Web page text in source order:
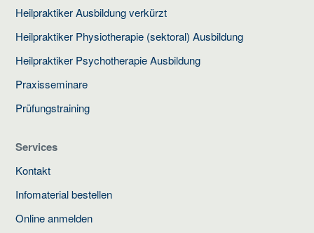
Heilpraktiker Ausbildung verkürzt
Heilpraktiker Physiotherapie (sektoral) Ausbildung
Heilpraktiker Psychotherapie Ausbildung
Praxisseminare
Prüfungstraining
Services
Kontakt
Infomaterial bestellen
Online anmelden